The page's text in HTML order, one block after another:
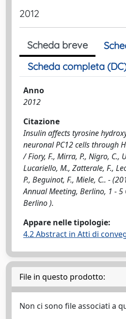
2012
Scheda breve
Scheda completa
Anno
2012
Citazione
Insulin affects tyrosine
neuronal PC12 cells through
/ Fiory, F., Mirra, P., Nigro, C.,
Lucariello, M., Zatterale, F.,
P., Beguinot, F., Miele, C.. -
Annual Meeting, Berlino, 1 -
Berlino ).
Appare nelle tipologie:
4.2 Abstract in Atti di
File in questo prodotto:
Non ci sono file associati a